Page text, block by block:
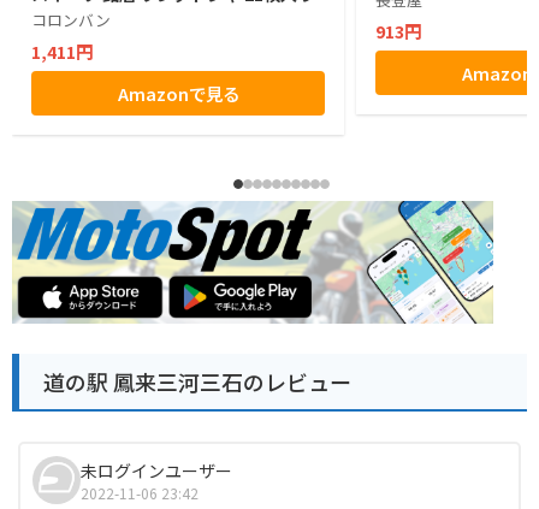
コロンバン
1,411円
Amazonで見る
913円
Amazon
道の駅 鳳来三河三石のレビュー
未ログインユーザー
2022-11-06 23:42